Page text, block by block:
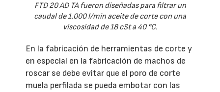
FTD 20 AD TA fueron diseñadas para filtrar un
caudal de 1.000 l/min aceite de corte con una
viscosidad de 18 cSt a 40 °C.
En la fabricación de herramientas de corte y
en especial en la fabricación de machos de
roscar se debe evitar que el poro de corte
muela perfilada se pueda embotar con las